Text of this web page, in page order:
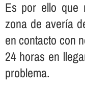
Es por ello que
zona de averí­a
en contacto con
24 horas en
problema.